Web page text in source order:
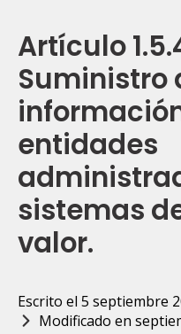
Artículo
Suministro
entidades
sistemas
valor.
Escrito el 5 septiembre
Modificado en